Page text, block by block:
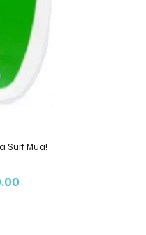
Surf Mua!